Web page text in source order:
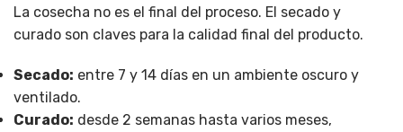
La cosecha no es el final del proceso. El secado y
curado son claves para la calidad final del producto.
Secado: entre 7 y 14 días en un ambiente oscuro y
ventilado.
Curado: desde 2 semanas hasta varios meses,